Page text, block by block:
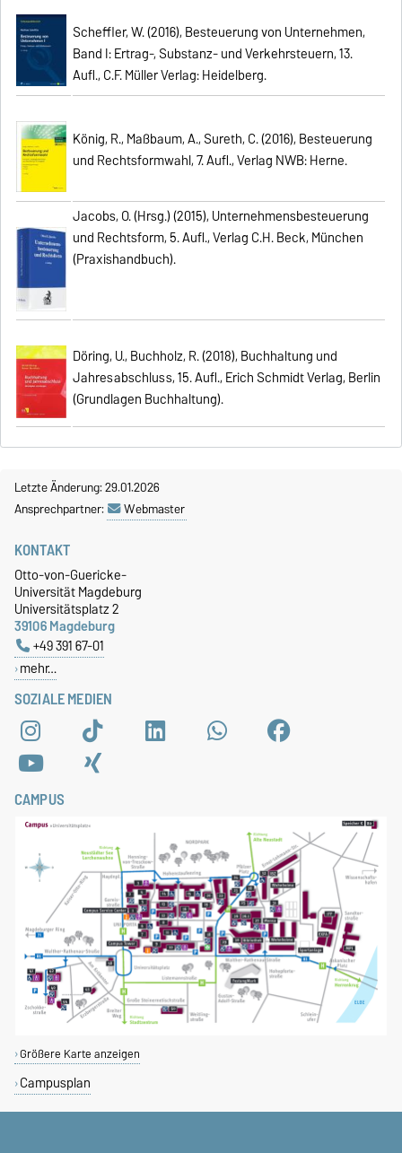
Scheffler, W. (2016), Besteuerung von Unternehmen,
Band I: Ertrag-, Substanz- und Verkehrsteuern, 13.
Aufl., C.F. Müller Verlag: Heidelberg.
König, R., Maßbaum, A., Sureth, C. (2016), Besteuerung
und Rechtsformwahl, 7. Aufl., Verlag NWB: Herne.
Jacobs, O. (Hrsg.) (2015), Unternehmensbesteuerung
und Rechtsform, 5. Aufl., Verlag C.H. Beck, München
(Praxishandbuch).
Döring, U., Buchholz, R. (2018), Buchhaltung und
Jahresabschluss, 15. Aufl., Erich Schmidt Verlag, Berlin
(Grundlagen Buchhaltung).
Letzte Änderung: 29.01.2026
Ansprechpartner:
Webmaster
SOZIALE MEDIEN
KONTAKT
Otto-von-Guericke-
Universität Magdeburg
Universitätsplatz 2
39106 Magdeburg
+49 391 67-01
mehr…
CAMPUS
Größere Karte anzeigen
Campusplan